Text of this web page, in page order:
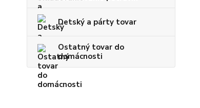
Detský a párty tovar
Ostatný tovar do
domácnosti